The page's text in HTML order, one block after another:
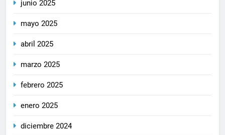
junio 2025
mayo 2025
abril 2025
marzo 2025
febrero 2025
enero 2025
diciembre 2024